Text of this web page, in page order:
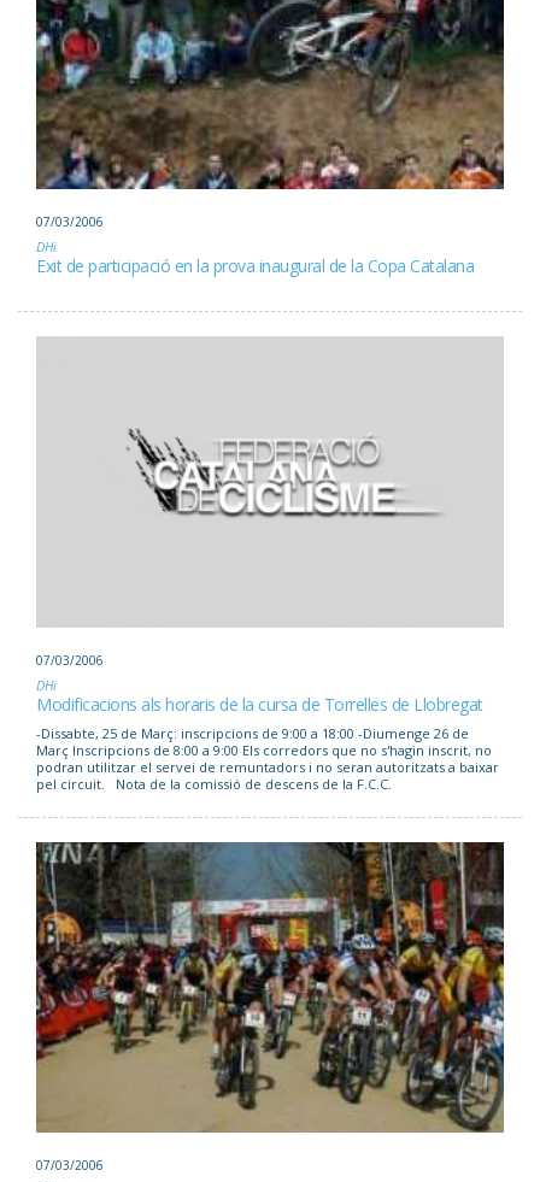
07/03/2006
DHi
Exit de participació en la prova inaugural de la Copa Catalana
07/03/2006
DHi
Modificacions als horaris de la cursa de Torrelles de Llobregat
-Dissabte, 25 de Març: inscripcions de 9:00 a 18:00 -Diumenge 26 de
Març Inscripcions de 8:00 a 9:00 Els corredors que no s'hagin inscrit, no
podran utilitzar el servei de remuntadors i no seran autoritzats a baixar
pel circuit. Nota de la comissió de descens de la F.C.C.
07/03/2006